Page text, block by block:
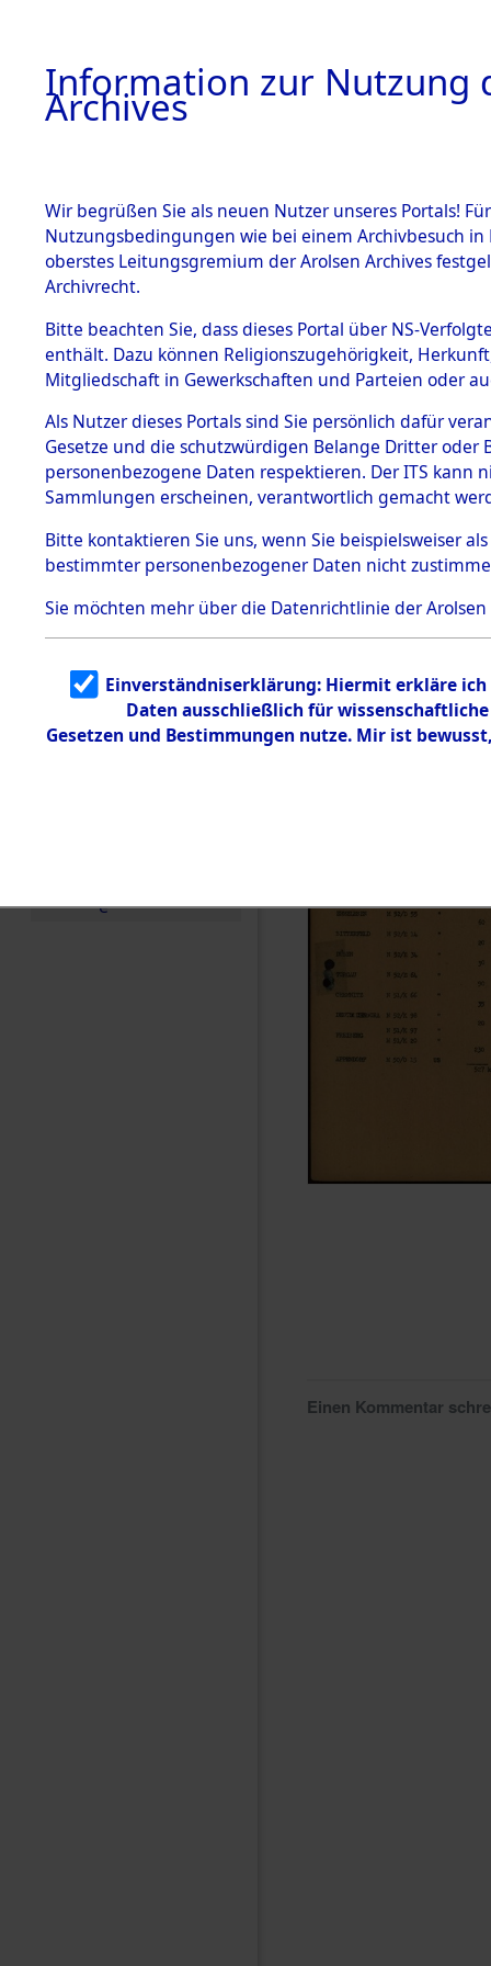
BESTÄNDE
1.
mente
5. Verschiedenes
5.3
Todesmärsche
5.3.1 Alliierte
Erhebungen
zu
Todesmärsch
en
5.3.2
Identifizierun
g
5.3.3
Todesmärsch
e
UNRRA
Band II:
Juli 1946
Einen Kommentar
Information zur Nutzung
Archives
Wir begrüßen Sie als neuen Nutzer unseres Portals!
Nutzungsbedingungen wie bei einem Archivbesuch
oberstes Leitungsgremium der Arolsen Archives
Archivrecht.
Bitte beachten Sie, dass dieses Portal über NS-
enthält. Dazu können Religionszugehörigkeit,
Mitgliedschaft in Gewerkschaften und Parteien oder
Als Nutzer dieses Portals sind Sie persönlich dafür
Gesetze und die schutzwürdigen Belange Dritter
personenbezogene Daten respektieren. Der ITS
Sammlungen erscheinen, verantwortlich gemacht
Bitte kontaktieren Sie uns, wenn Sie beispielsweiser
bestimmter personenbezogener Daten nicht
Sie möchten mehr über die Datenrichtlinie der Arolsen
Einverständniserklärung: Hiermit erkläre
Daten ausschließlich für
Gesetzen und Bestimmungen nutze. Mir ist